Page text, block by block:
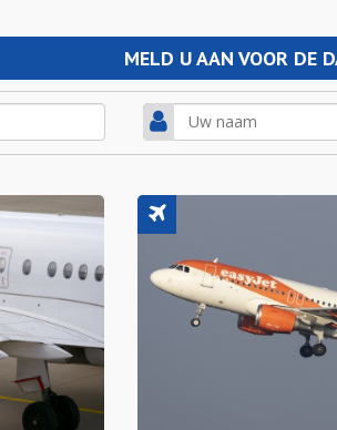
MELD U AAN VOOR DE